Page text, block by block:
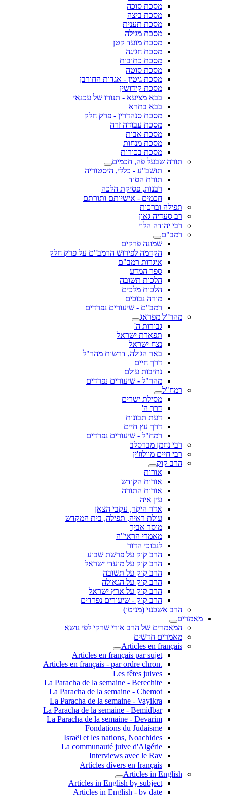
מסכת סוכה
מסכת ביצה
מסכת תענית
מסכת מגילה
מסכת מועד קטן
מסכת חגיגה
מסכת כתובות
מסכת סוטה
מסכת גיטין - אגדות החורבן
מסכת קידושין
בבא מציעא - תנורו של עכנאי
בבא בתרא
מסכת סנהדרין - פרק חלק
מסכת עבודה זרה
מסכת אבות
מסכת מנחות
מסכת בכורות
תורה שבעל פה, חכמים
תושב"ע - כללי, היסטוריה
תורת הסוד
רבנות, פסיקת הלכה
חכמים - אישיותם ותורתם
תפילה וברכות
רב סעדיה גאון
רבי יהודה הלוי
רמב"ם
שמונה פרקים
הקדמה לפירוש הרמב"ם על פרק חלק
איגרות רמב"ם
ספר המדע
הלכות תשובה
הלכות מלכים
מורה נבוכים
רמב"ם - שיעורים נפרדים
מהר"ל מפראג
גבורות ה'
תפארת ישראל
נצח ישראל
באר הגולה, דרשות מהר"ל
דרך חיים
נתיבות עולם
מהר"ל - שיעורים נפרדים
רמח"ל
מסילת ישרים
דרך ה'
דעת תבונות
דרך עץ חיים
רמח"ל - שיעורים נפרדים
רבי נחמן מברסלב
רבי חיים מוולוז'ין
הרב קוק
אורות
אורות הקודש
אורות התורה
עין איה
אדר היקר, עקבי הצאן
עולת ראיה, תפילה, בית המקדש
מוסר אביך
מאמרי הראי"ה
לנבוכי הדור
הרב קוק על פרשת שבוע
הרב קוק על מועדי ישראל
הרב קוק על תשובה
הרב קוק על הגאולה
הרב קוק על ארץ ישראל
הרב קוק - שיעורים נפרדים
הרב אשכנזי (מניטו)
מאמרים
המאמרים של הרב אורי שרקי לפי נושא
מאמרים חדשים
Articles en français
Articles en français par sujet
.Articles en français - par ordre chron
Les fêtes juives
La Paracha de la semaine - Berechite
La Paracha de la semaine - Chemot
La Paracha de la semaine - Vayikra
La Paracha de la semaine - Bemidbar
La Paracha de la semaine - Devarim
Fondations du Judaisme
Israël et les nations, Noachides
La communauté juive d'Algérie
Interviews avec le Rav
Articles divers en français
Articles in English
Articles in English by subject
Articles in English - by date